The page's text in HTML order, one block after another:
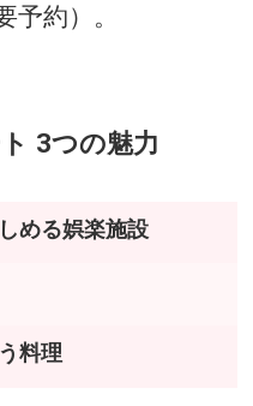
約）。
3つの魅力
める娯楽施設
料理